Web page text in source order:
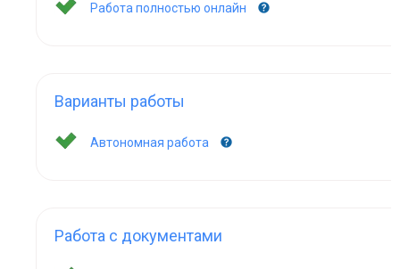
Работа полностью онлайн
Варианты работы
Автономная работа
Работа с документами